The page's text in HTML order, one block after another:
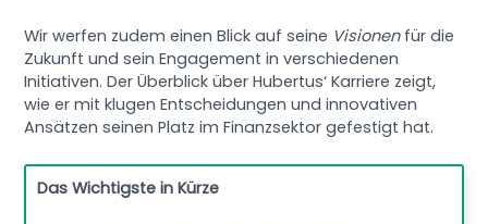
Wir werfen zudem einen Blick auf seine Visionenfür die
Zukunft und sein Engagement in verschiedenen
Initiativen. Der Überblick über Hubertus‘ Karriere zeigt,
wie er mit klugen Entscheidungen und innovativen
Ansätzen seinen Platz im Finanzsektor gefestigt hat.
Das Wichtigste in Kürze